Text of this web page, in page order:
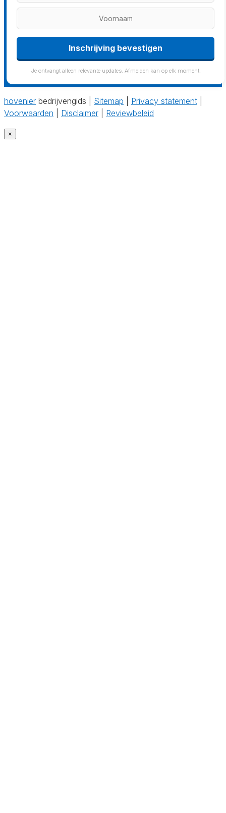
Inschrijving bevestigen
Je ontvangt alleen relevante updates. Afmelden kan op elk moment.
hovenier bedrijvengids | Sitemap Privacy statement
Voorwaarden
Disclaimer Reviewbeleid
×